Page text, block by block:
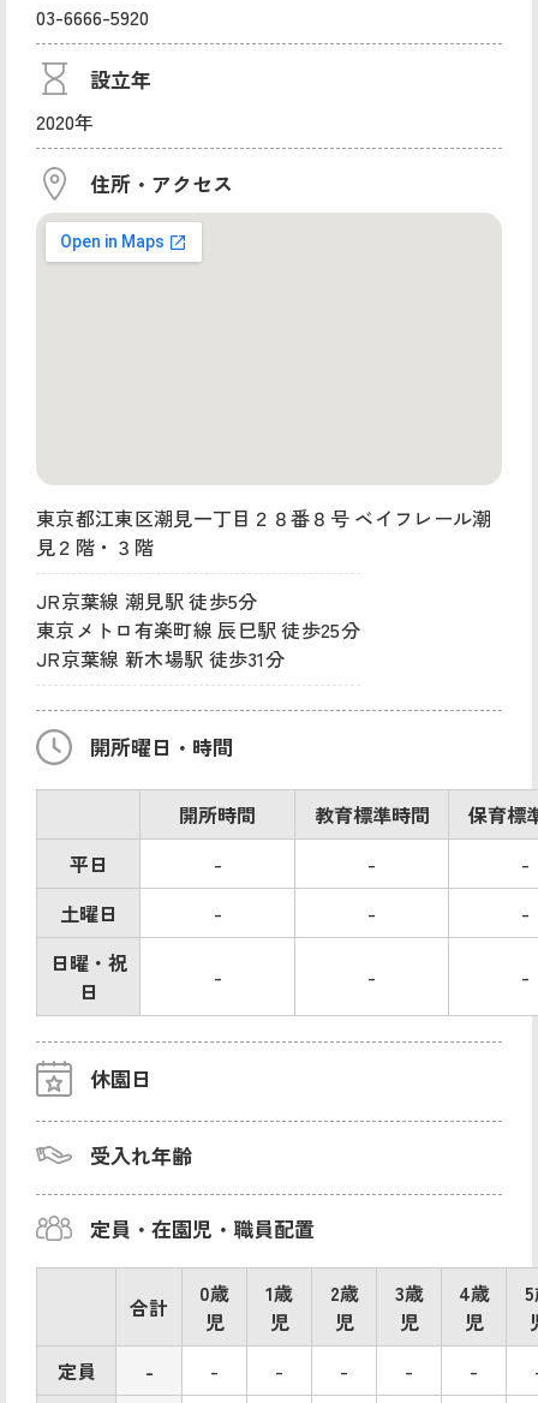
03-6666-5920
設立年
2020年
住所・アクセス
東京都江東区潮見一丁目２８番８号 ベイフレール潮
見２階・３階
JR京葉線 潮見駅 徒歩5分
東京メトロ有楽町線 辰巳駅 徒歩25分
JR京葉線 新木場駅 徒歩31分
開所曜日・時間
開所時間 教育標準時間
保育標
平日
- -
-
土曜日
- -
-
日曜・祝
日
- - -
休園日
受入れ年齢
定員・在園児・職員配置
合計
0歳
児
1歳
児
2歳
児
3歳
児
4歳
児
定員
- - - - - -